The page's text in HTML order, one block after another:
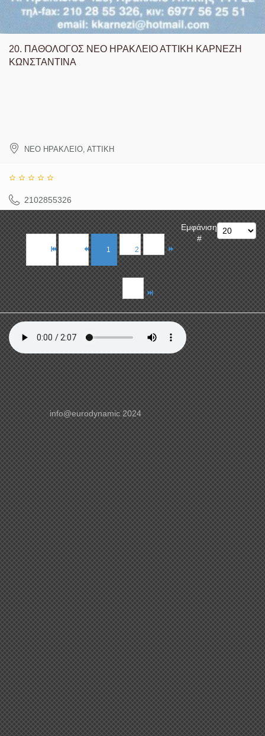
20. ΠΑΘΟΛΟΓΟΣ ΝΕΟ ΗΡΑΚΛΕΙΟ ΑΤΤΙΚΗ ΚΑΡΝΕΖΗ
ΚΩΝΣΤΑΝΤΙΝΑ
ΝΕΟ ΗΡΑΚΛΕΙΟ ΑΤΤΙΚΗ
2102855326
Εμφάνιση
#
1 2
info@eurodynamic 2024